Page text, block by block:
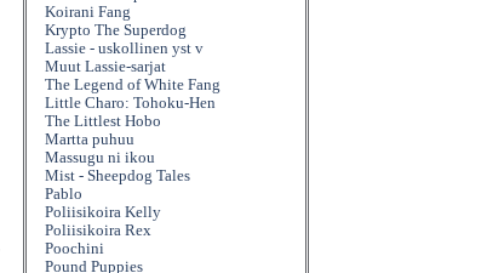
Koirani Fang
Krypto The Superdog
Lassie - uskollinen yst v
Muut Lassie-sarjat
The Legend of White Fang
Little Charo: Tohoku-Hen
The Littlest Hobo
Martta puhuu
Massugu ni ikou
Mist - Sheepdog Tales
Pablo
Poliisikoira Kelly
Poliisikoira Rex
Poochini
Pound Puppies